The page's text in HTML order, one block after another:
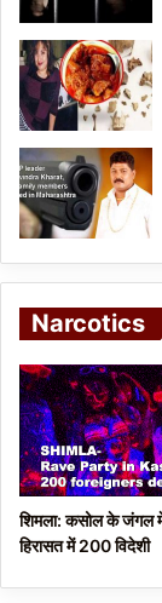
Narcotics
शिमला: कसोल के जंगल में
हिरासत में 200 विदेशी